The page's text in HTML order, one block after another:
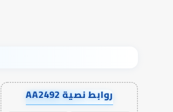
روابط نصية AA2492